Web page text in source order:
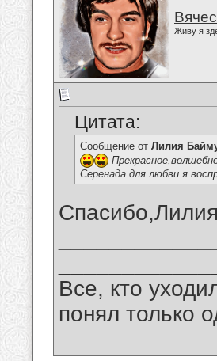
Живу я
Цитата:
Сообщение от Лилия
Серенада для любви я
Все, кто
понял только